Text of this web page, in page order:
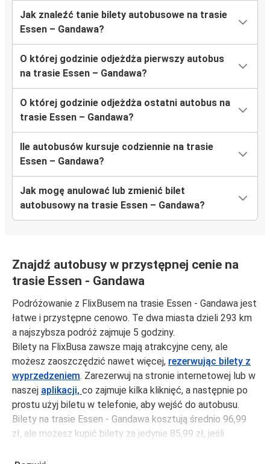
Jak znaleźć tanie bilety autobusowe na trasie
Essen – Gandawa?
O której godzinie odjeżdża pierwszy autobus
na trasie Essen – Gandawa?
O której godzinie odjeżdża ostatni autobus na
trasie Essen – Gandawa?
Ile autobusów kursuje codziennie na trasie
Essen – Gandawa?
Jak mogę anulować lub zmienić bilet
autobusowy na trasie Essen – Gandawa?
Znajdź autobusy w przystępnej cenie na
trasie Essen - Gandawa
Podróżowanie z FlixBusem na trasie Essen - Gandawa jest
łatwe i przystępne cenowo. Te dwa miasta dzieli 293 km
a najszybsza podróż zajmuje 5 godziny.
Bilety na FlixBusa zawsze mają atrakcyjne ceny, ale
możesz zaoszczędzić nawet więcej, rezerwując bilety z
wyprzedzeniem. Zarezerwuj na stronie internetowej lub w
naszej aplikacji, co zajmuje kilka kliknięć, a następnie po
prostu użyj biletu w telefonie, aby wejść do autobusu.
Bilety na trasie Essen - Gandawa kosztują średnio 96,99
zł, ale możesz kupić bilety za jedynie 85,99 zł, jeśli